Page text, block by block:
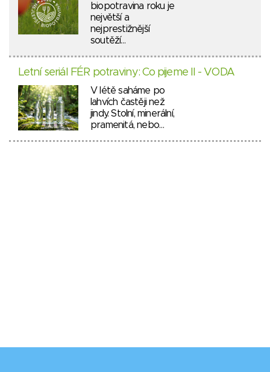
biopotravina roku je
největší a
nejprestižnější
soutěží…
Letní seriál FÉR potraviny: Co pijeme II - VODA
V létě saháme po
lahvích častěji než
jindy. Stolní, minerální,
pramenitá, nebo…